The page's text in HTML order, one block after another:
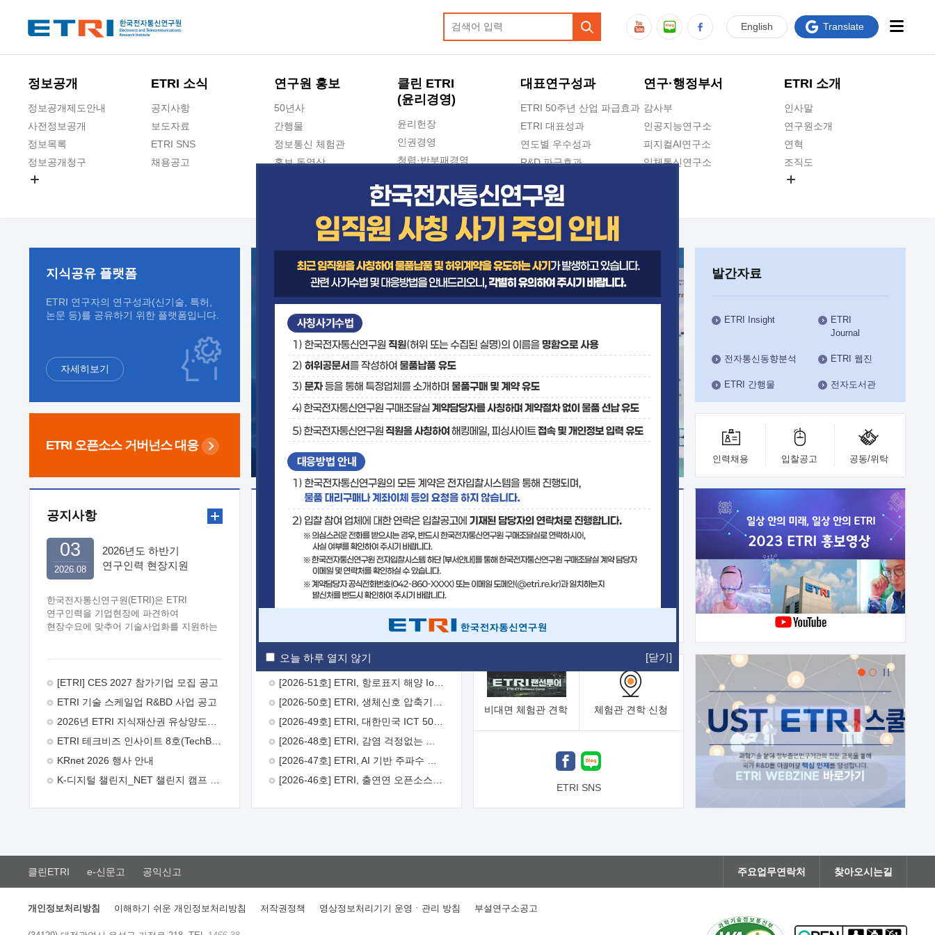
오늘 하루 열지 않기 [닫기]
정보공개
정보공개제도안내
사전정보공개
정보목록
정보공개청구
ETRI 소식
공지사항
보도자료
ETRI SNS
채용공고
연구원 홍보
50년사
간행물
정보통신 체험관
홍보 동영상
클린 ETRI
(윤리경영)
윤리헌장
인권경영
청렴·반부패경영
청렴포털 신고
수의계약 현황
부패징계 현황
감사결과공개
대표연구성과
ETRI 50주년 산업 파급효과
ETRI 대표성과
연도별 우수성과
R&D 파급효과
지식공유플랫폼
연구·행정부서
감사부
인공지능연구소
피지컬AI연구소
입체통신연구소
인공지능안전연구소
우주항공반도체전략연구단
대경권연구본부
호남권연구본부
기획본부
사업화본부
행정본부
대외협력부
ETRI 소개
인사말
연구원소개
연혁
조직도
ETRI CI
English Translate
지식공유 플랫폼
ETRI 연구자의 연구성과(신기술, 특허,
논문 등)를 공유하기 위한 플랫폼입니다.
자세히보기
ETRI 오픈소스 거버넌스 대응
발간자료
ETRI Insight
ETRI
Journal
전자통신동향분석 ETRI 웹진
ETRI 간행물 전자도서관
인력채용 입찰공고 공동/위탁
공지사항
2026년도 하반기
연구인력 현장지원
한국전자통신연구원(ETRI)은 ETRI
연구인력을 기업현장에 파견하여
현장수요에 맞추어 기술사업화를 지원하는
주시기 바랍니다. 2026년 8월
추진목적: ETRI 인력을 기업현장에 파견.
기술지원을 실시함으로써 ETRI 개발기술의
극대화하고, 지원기업을 강견기업으로
육성하고자 함.  신청자격: ETRI
ETRI 창업/연구소기업, 기술이전/출자기업
(2 ~ 3년차) 연봉의 40%  추진일정(1)
희망기업 신청/접수(2)희망인력-희망기업
매칭(3)현장조사/ 선정(심의)(4)협약체결
26일 9월초순 9월 중순 10월 이후*
2026.08
03
[ETRI] CES 2027 참가기업 모집 공고
ETRI 기술 스케일업 R&BD 사업 공고
ETRI 테크비즈 인사이트 8호(TechBiz Insight Vol.8) 발간
KRnet 2026 행사 안내
보도자료
[2026-52호] ETRI, ITU-T 자율주행차 국제표준화 주도한다
기술사업화플랫폼/기술이전
기술예고 중소기업 지원
보유특허 이전가능 기술
융합기술연구생산센터 반도체실험실
비대면 체험관 견학 체험관 견학 신청
ETRI SNS
클린ETRI e-신문고 공익신고 주요업무연락처 찾아오시는길
개인정보처리방침 이해하기 쉬운 개인정보처리방침 저작권정책 영상정보처리기기 운영ㆍ관리 방침 부설연구소공고